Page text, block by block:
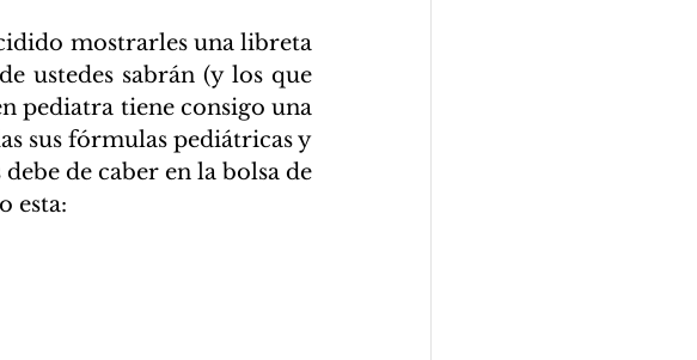
mostrarles una libreta
ustedes sabrán (y los que
pediatra tiene consigo una
sus fórmulas pediátricas y
de caber en la bolsa de
esta: